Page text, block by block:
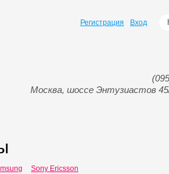
Регистрация Вход
Москва, шоссе Энтузиастов
Sony Ericsson